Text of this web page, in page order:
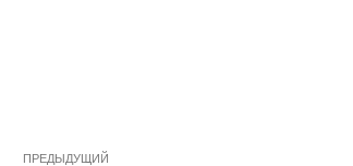
Предыдущая
ПРЕДЫДУЩИЙ